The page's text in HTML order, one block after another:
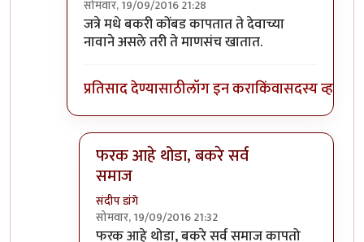
सोमवार, 19/09/2016 21:28
In reply toबकरीईदलाही खाण्यासाठीच मारतात
जत्रे मधे बकरी कोंबड कापतात ते देवाच्या
नावाने असले तरी ते माणसंच खातात.
प्रतिसाद देण्यासाठीलॉग इन कराकिंवासदस्य व्हा
फरक आहे थोडा, बकरे सर्व
समाज
संदीप डांगे
सोमवार, 19/09/2016 21:32
In reply toजत्रे मधे बकरी कोंबड कापतात
फरक आहे थोडा, बकरे सर्व समाज कापतो